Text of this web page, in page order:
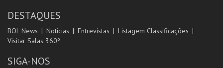
DESTAQUES
BOL News Noticias Entrevistas
Listagem Classificações
Visitar Salas 360º
SIGA-NOS